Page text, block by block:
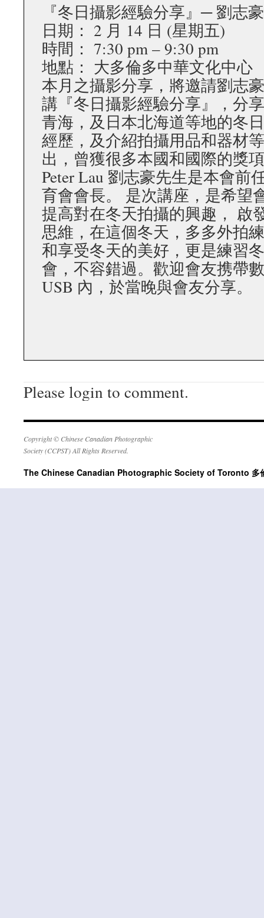
『冬日攝影經驗分享』─ 劉志
日期： 2 月 14 日 (星期五)
時間： 7:30 pm – 9:30 pm
地點： 大多倫多中華文化中心
本月之攝影分享，將邀請劉志
講『冬日攝影經驗分享』，分
青海，及日本北海道等地的冬
經歷，及介紹拍攝用品和器材
出，曾獲很多本國和國際的獎
Peter Lau 劉志豪先生是本會前
育會會長。 是次講座，是希望
提高對在冬天拍攝的興趣， 啟
思維，在這個冬天，多多外拍
和享受冬天的美好，更是練習
會，不容錯過。歡迎會友携帶
USB 內，於當晚與會友分享。
Please login to comment.
Copyright © Chinese Canadian Photographic
Society (CCPST) All Rights Reserved.
The Chinese Canadian Photographic Society of Toronto 多